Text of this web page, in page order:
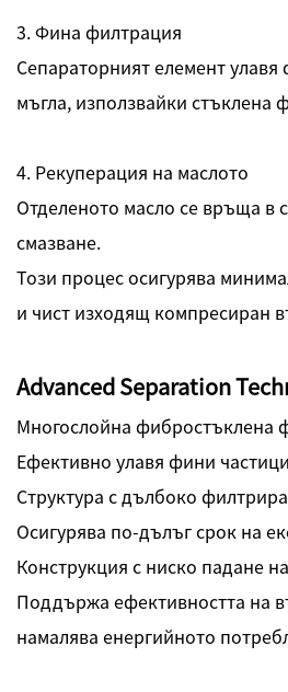
3. Фина филтрация
Сепараторният елемент улавя
мъгла, използвайки стъклена
4. Рекуперация на маслото
Отделеното масло се връща в
смазване.
Този процес осигурява
и чист изходящ компресиран
Аdvanced Separation
Многослойна фибростъклена
Ефективно улавя фини
Структура с дълбоко
Осигурява по-дълъг срок на
Конструкция с ниско падане
Поддържа ефективността на
намалява енергийното